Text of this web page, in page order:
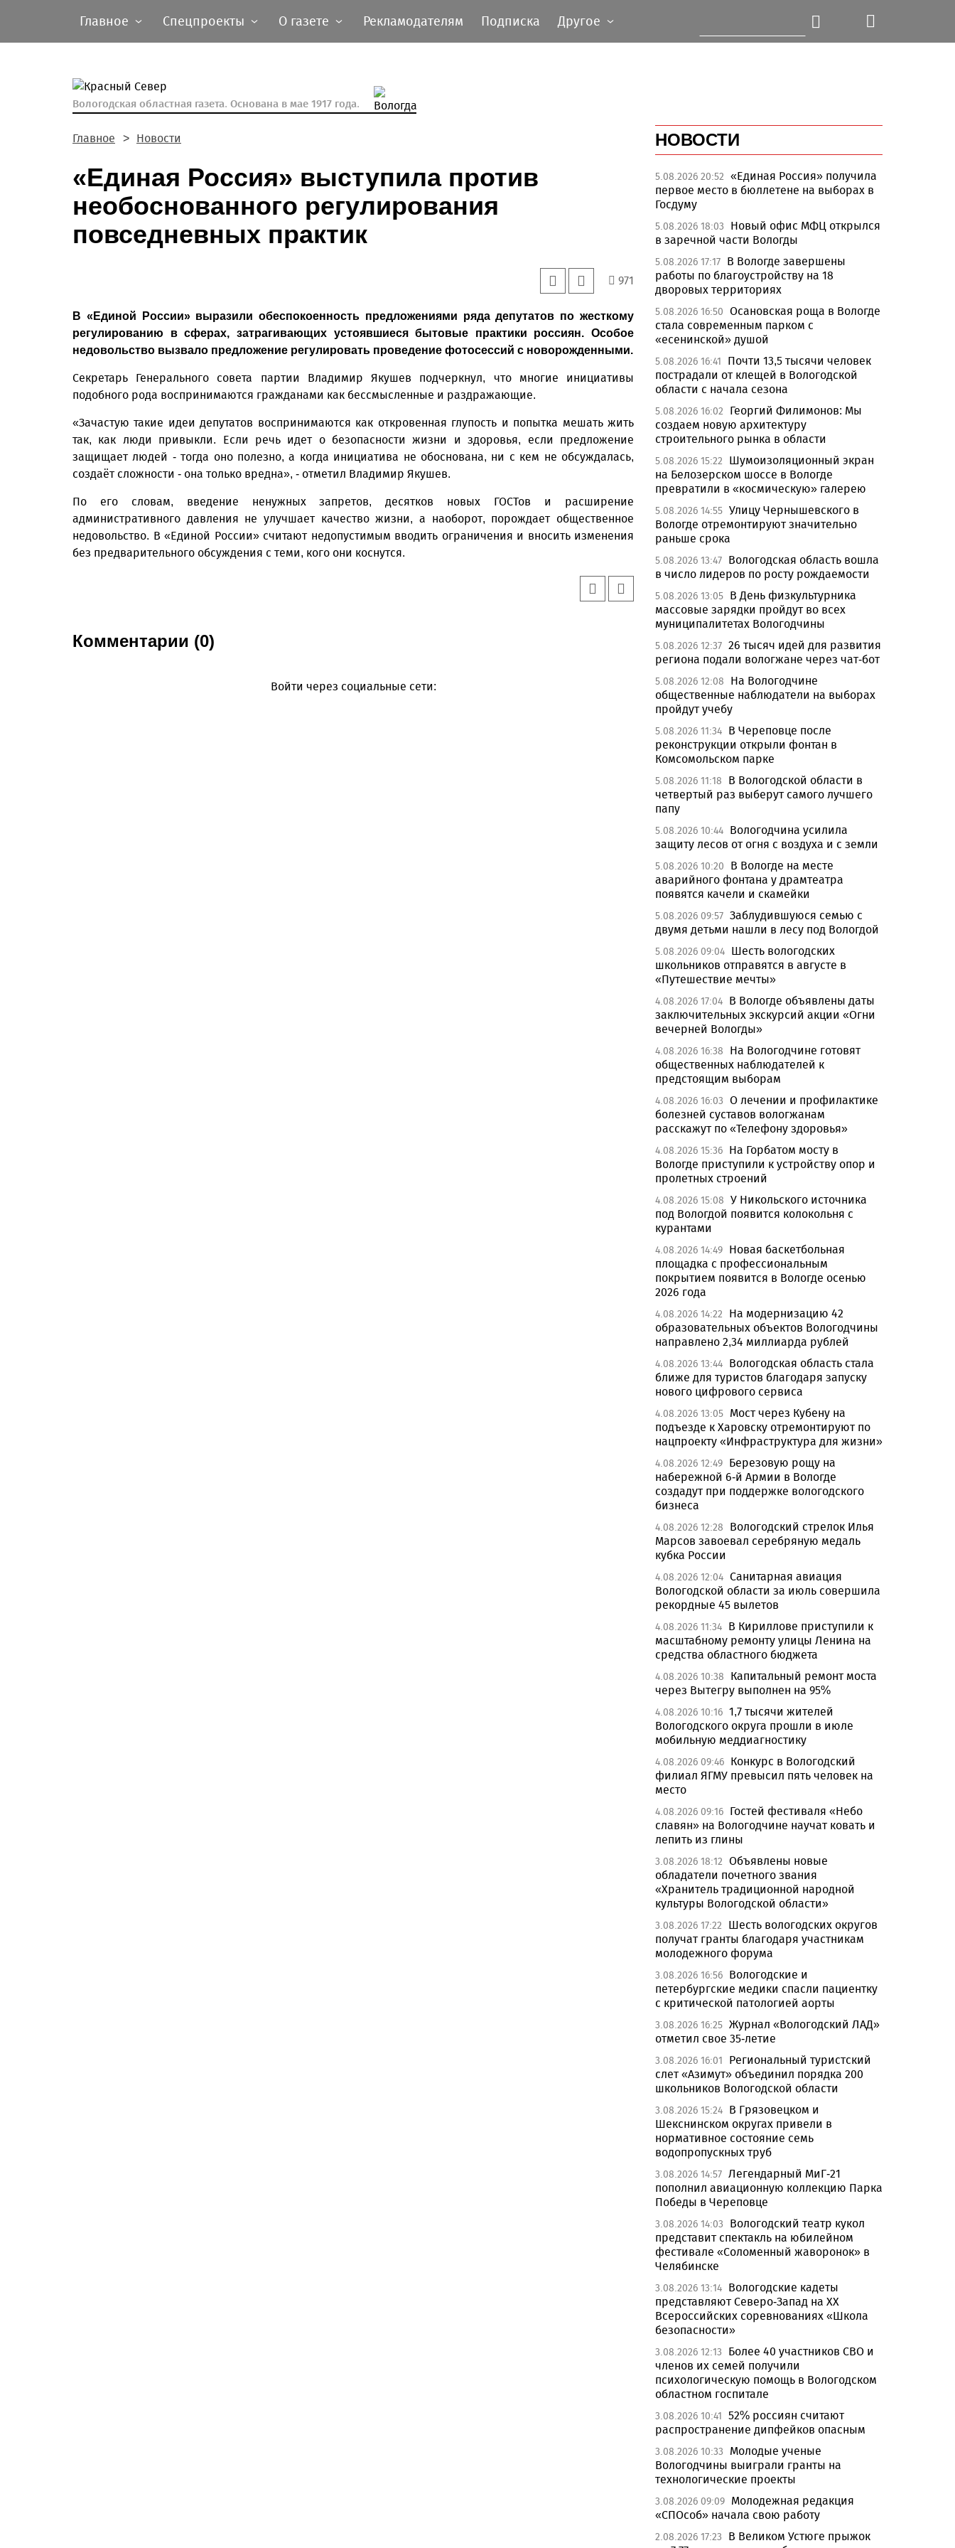
Главное Спецпроекты О газете Рекламодателям Подписка Другое
Вологодская областная газета. Основана в мае 1917 года.
Главное Новости
«Единая Россия» выступила против
необоснованного регулирования
повседневных практик
971
В «Единой России» выразили обеспокоенность предложениями ряда депутатов по жесткому
регулированию в сферах, затрагивающих устоявшиеся бытовые практики россиян. Особое
недовольство вызвало предложение регулировать проведение фотосессий с новорожденными.
Секретарь Генерального совета партии Владимир Якушев подчеркнул, что многие инициативы
подобного рода воспринимаются гражданами как бессмысленные и раздражающие.
«Зачастую такие идеи депутатов воспринимаются как откровенная глупость и попытка мешать жить
так, как люди привыкли. Если речь идет о безопасности жизни и здоровья, если предложение
защищает людей - тогда оно полезно, а когда инициатива не обоснована, ни с кем не обсуждалась,
создаёт сложности - она только вредна», - отметил Владимир Якушев.
По его словам, введение ненужных запретов, десятков новых ГОСТов и расширение
административного давления не улучшает качество жизни, а наоборот, порождает общественное
недовольство. В «Единой России» считают недопустимым вводить ограничения и вносить изменения
без предварительного обсуждения с теми, кого они коснутся.
Комментарии (0)
Войти через социальные сети:
НОВОСТИ
5.08.2026 20:52 «Единая Россия» получила
первое место в бюллетене на выборах в
Госдуму
5.08.2026 18:03
Новый офис МФЦ открылся
в заречной части Вологды
5.08.2026 17:17 В Вологде завершены
работы по благоустройству на 18
дворовых территориях
5.08.2026 16:50 Осановская роща в Вологде
стала современным парком с
«есенинской» душой
5.08.2026 16:41
Почти 13,5 тысячи человек
пострадали от клещей в Вологодской
области с начала сезона
5.08.2026 16:02
Георгий Филимонов: Мы
создаем новую архитектуру
строительного рынка в области
5.08.2026 15:22
Шумоизоляционный экран
на Белозерском шоссе в Вологде
превратили в «космическую» галерею
5.08.2026 14:55 Улицу Чернышевского в
Вологде отремонтируют значительно
раньше срока
5.08.2026 13:47 Вологодская область вошла
в число лидеров по росту рождаемости
5.08.2026 13:05 В День физкультурника
массовые зарядки пройдут во всех
муниципалитетах Вологодчины
5.08.2026 12:37 26 тысяч идей для развития
региона подали вологжане через чат-бот
5.08.2026 12:08
На Вологодчине
общественные наблюдатели на выборах
пройдут учебу
5.08.2026 11:34 В Череповце после
реконструкции открыли фонтан в
Комсомольском парке
5.08.2026 11:18
В Вологодской области в
четвертый раз выберут самого лучшего
папу
5.08.2026 10:44 Вологодчина усилила
защиту лесов от огня с воздуха и с земли
5.08.2026 10:20
В Вологде на месте
аварийного фонтана у драмтеатра
появятся качели и скамейки
5.08.2026 09:57 Заблудившуюся семью с
двумя детьми нашли в лесу под Вологдой
5.08.2026 09:04 Шесть вологодских
школьников отправятся в августе в
«Путешествие мечты»
4.08.2026 17:04 В Вологде объявлены даты
заключительных экскурсий акции «Огни
вечерней Вологды»
4.08.2026 16:38
На Вологодчине готовят
общественных наблюдателей к
предстоящим выборам
4.08.2026 16:03 О лечении и профилактике
болезней суставов вологжанам
расскажут по «Телефону здоровья»
4.08.2026 15:36 На Горбатом мосту в
Вологде приступили к устройству опор и
пролетных строений
4.08.2026 15:08 У Никольского источника
под Вологдой появится колокольня с
курантами
4.08.2026 14:49 Новая баскетбольная
площадка с профессиональным
покрытием появится в Вологде осенью
2026 года
4.08.2026 14:22
На модернизацию 42
образовательных объектов Вологодчины
направлено 2,34 миллиарда рублей
4.08.2026 13:44 Вологодская область стала
ближе для туристов благодаря запуску
нового цифрового сервиса
4.08.2026 13:05 Мост через Кубену на
подъезде к Харовску отремонтируют по
нацпроекту «Инфраструктура для жизни»
4.08.2026 12:49 Березовую рощу на
набережной 6-й Армии в Вологде
создадут при поддержке вологодского
бизнеса
4.08.2026 12:28
Вологодский стрелок Илья
Марсов завоевал серебряную медаль
кубка России
4.08.2026 12:04 Санитарная авиация
Вологодской области за июль совершила
рекордные 45 вылетов
4.08.2026 11:34 В Кириллове приступили к
масштабному ремонту улицы Ленина на
средства областного бюджета
4.08.2026 10:38
Капитальный ремонт моста
через Вытегру выполнен на 95%
4.08.2026 10:16 1,7 тысячи жителей
Вологодского округа прошли в июле
мобильную меддиагностику
4.08.2026 09:46 Конкурс в Вологодский
филиал ЯГМУ превысил пять человек на
место
4.08.2026 09:16 Гостей фестиваля «Небо
славян» на Вологодчине научат ковать и
лепить из глины
3.08.2026 18:12 Объявлены новые
обладатели почетного звания
«Хранитель традиционной народной
культуры Вологодской области»
3.08.2026 17:22
Шесть вологодских округов
получат гранты благодаря участникам
молодежного форума
3.08.2026 16:56 Вологодские и
петербургские медики спасли пациентку
с критической патологией аорты
3.08.2026 16:25 Журнал «Вологодский ЛАД»
отметил свое 35-летие
3.08.2026 16:01
Региональный туристский
слет «Азимут» объединил порядка 200
школьников Вологодской области
3.08.2026 15:24 В Грязовецком и
Шекснинском округах привели в
нормативное состояние семь
водопропускных труб
3.08.2026 14:57 Легендарный МиГ-21
пополнил авиационную коллекцию Парка
Победы в Череповце
3.08.2026 14:03
Вологодский театр кукол
представит спектакль на юбилейном
фестивале «Соломенный жаворонок» в
Челябинске
3.08.2026 13:14 Вологодские кадеты
представляют Северо-Запад на XX
Всероссийских соревнованиях «Школа
безопасности»
3.08.2026 12:13
Более 40 участников СВО и
членов их семей получили
психологическую помощь в Вологодском
областном госпитале
3.08.2026 10:41 52% россиян считают
распространение дипфейков опасным
3.08.2026 10:33
Молодые ученые
Вологодчины выиграли гранты на
технологические проекты
3.08.2026 09:09 Молодежная редакция
«СПОсоб» начала свою работу
2.08.2026 17:23
В Великом Устюге прыжок